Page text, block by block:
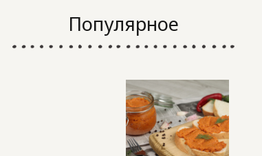
Популярное